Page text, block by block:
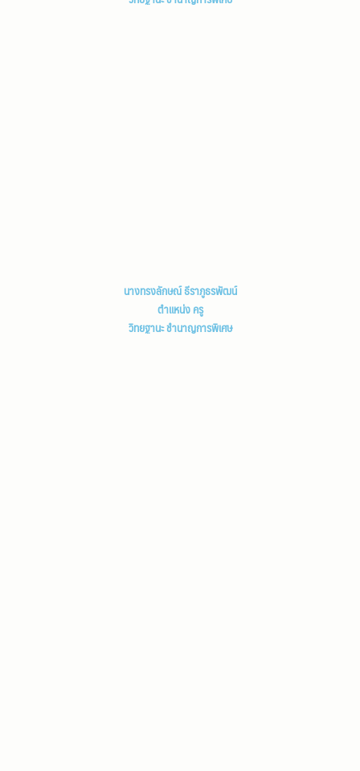
นางทรงลักษณ์ ธีราภูธรพัฒน์
ตำแหน่ง ครู
วิทยฐานะ ชำนาญการพิเศษ